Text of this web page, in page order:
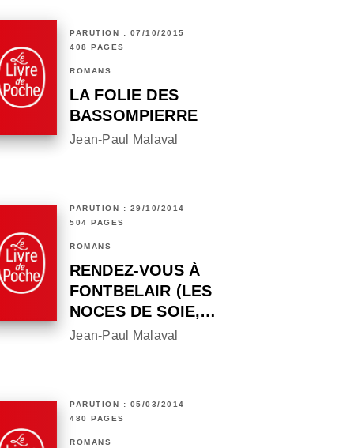
PARUTION : 07/10/2015
408 PAGES
ROMANS
LA FOLIE DES
BASSOMPIERRE
Jean-Paul Malaval
PARUTION : 29/10/2014
504 PAGES
ROMANS
RENDEZ-VOUS À
FONTBELAIR (LES
NOCES DE SOIE,…
Jean-Paul Malaval
PARUTION : 05/03/2014
480 PAGES
ROMANS